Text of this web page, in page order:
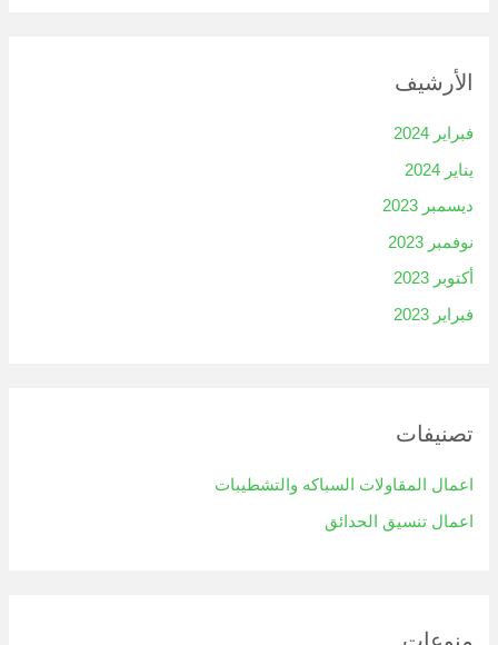
الأرشيف
فبراير 2024
يناير 2024
ديسمبر 2023
نوفمبر 2023
أكتوبر 2023
فبراير 2023
تصنيفات
اعمال المقاولات السباكه والتشطيبات
اعمال تنسيق الحدائق